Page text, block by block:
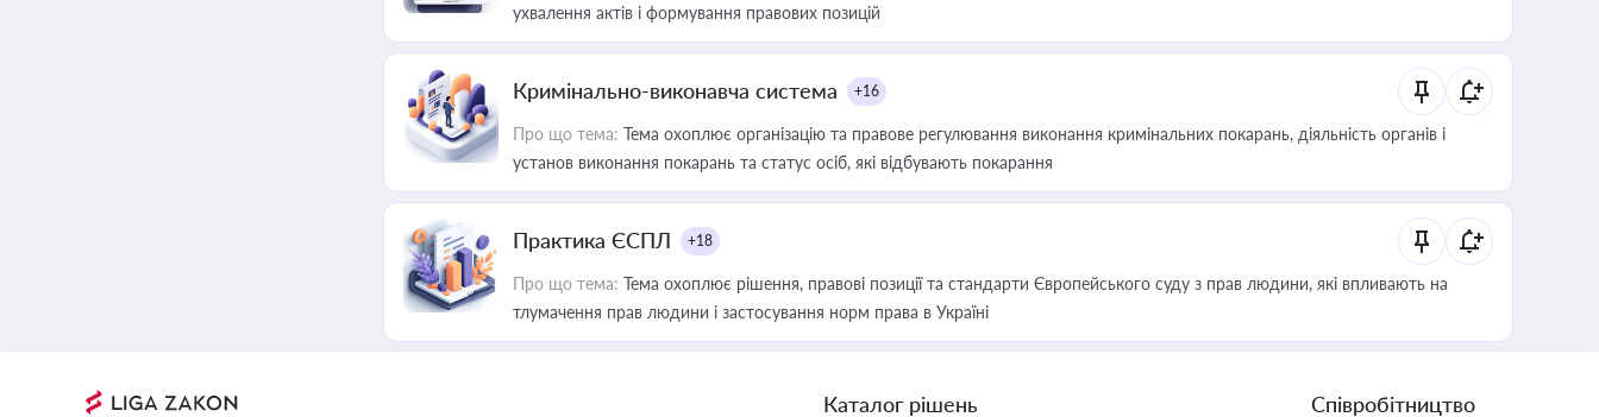
ухвалення актів і формування правових позицій
Кримінально-виконавча система +16
Про що тема: Тема охоплює організацію та правове регулювання виконання кримінальних покарань, діяльність органів і
установ виконання покарань та статус осіб, які відбувають покарання
Практика ЄСПЛ +18
Про що тема: Тема охоплює рішення, правові позиції та стандарти Європейського суду з прав людини, які впливають на
тлумачення прав людини і застосування норм права в Україні
Каталог рішень Співробітництво